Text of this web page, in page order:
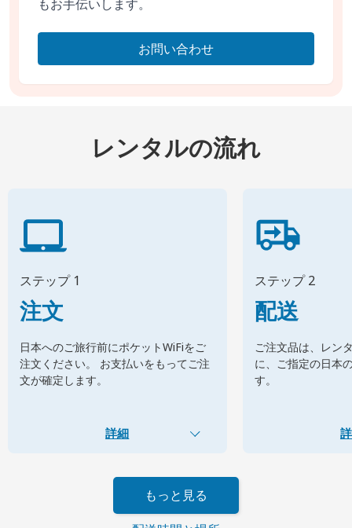
もお手伝いします。
お問い合わせ
レンタルの流れ
ステップ 1
注文
日本へのご旅行前にポケットWiFiをご
注文ください。 お支払いをもってご注
文が確定します。
詳細
ステップ 2
配送
ご注文品は、レン
に、ご指定の日本
す。
もっと見る